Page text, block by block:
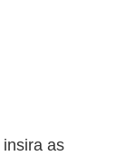
as